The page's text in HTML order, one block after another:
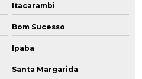
Itacarambi
Bom Sucesso
Ipaba
Santa Margarida